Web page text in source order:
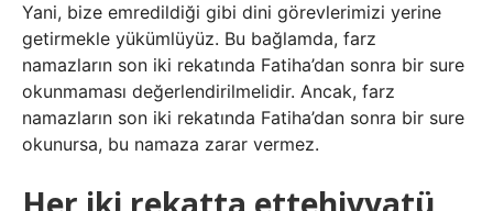
Yani, bize emredildiği gibi dini görevlerimizi yerine
getirmekle yükümlüyüz. Bu bağlamda, farz
namazların son iki rekatında Fatiha’dan sonra bir sure
okunmaması değerlendirilmelidir. Ancak, farz
namazların son iki rekatında Fatiha’dan sonra bir sure
okunursa, bu namaza zarar vermez.